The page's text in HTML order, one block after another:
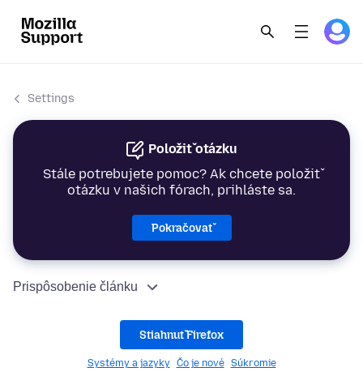
Settings
Položiť otázku
Stále potrebujete pomoc? Ak chcete položiť
otázku v našich fórach, prihláste sa.
Pokračovať
Prispôsobenie článku
Stiahnuť Firefox
Systémy a jazyky Čo je nové Súkromie